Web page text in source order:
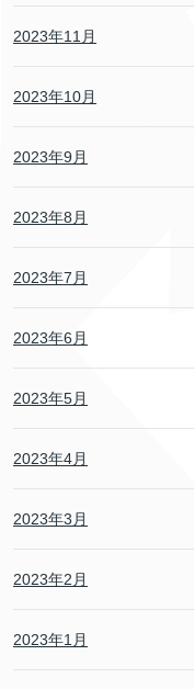
2023年11月
2023年10月
2023年9月
2023年8月
2023年7月
2023年6月
2023年5月
2023年4月
2023年3月
2023年2月
2023年1月